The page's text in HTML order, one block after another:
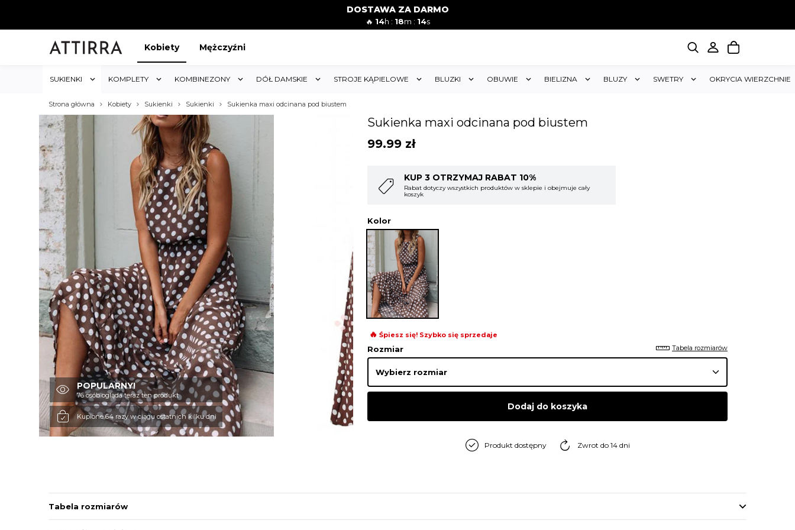
DOSTAWA ZA DARMO
🔥 14h : 18m : 12s
Kobiety Mężczyźni
SUKIENKI KOMPLETY KOMBINEZONY DÓŁ DAMSKIE STROJE KĄPIELOWE BLUZKI OBUWIE BIELIZNA BLUZY SWETRY OKRYCIA WIERZCHNIE
Strona główna Kobiety Sukienki Sukienki Sukienka maxi odcinana pod biustem
POPULARNY!
76 osób ogląda teraz ten produkt
Kupione 64 razy w ciągu ostatnich kilku dni
Sukienka maxi odcinana pod biustem
99.99 zł
w sklepie i obejmuje cały
KUP 3 OTRZYMAJ RABAT 10%
Rabat dotyczy wszystkich produktów w sklepie i obejmuje cały
koszyk
KUP 4 OTRZYMAJ RABAT 15%
Rabat dotyczy wszystkich produktów w sklepie i obejmuje cały
koszyk
Kolor
🔥 Śpiesz się! Szybko się sprzedaje
Rozmiar Tabela rozmiarów
Dodaj do koszyka
Produkt dostępny Zwrot do 14 dni
Tabela rozmiarów